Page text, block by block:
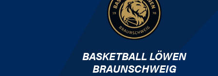
BASKETBALL LÖWEN
BRAUNSCHWEIG